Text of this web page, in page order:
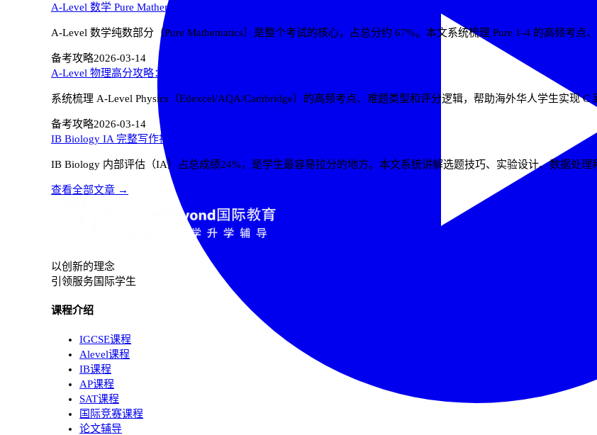
A-Level 数学 Pure Mathematics 高分攻略：从 C 到 A* 的系统方法
A-Level 数学纯数部分（Pure Mathematics）是整个考试的核心，占总分约 67%。本文系统梳理 Pure 1-4 的高频考点
备考攻略2026-03-14
A-Level 物理高分攻略：从 C 到 A* 的核心突破策略
系统梳理 A-Level Physics（Edexcel/AQA/Cambridge）的高频考点、难题类型和评分逻辑，帮助海外华人学生实现 C
备考攻略2026-03-14
IB Biology IA 完整写作指南：从选题到 7 分的系统方法
IB Biology 内部评估（IA）占总成绩24%，是学生最容易拉分的地方。本文系统讲解选题技巧、实验设计、数据处理
查看全部文章 →
以创新的理念
引领服务国际学生
课程介绍
IGCSE课程
Alevel课程
IB课程
AP课程
SAT课程
国际竞赛课程
论文辅导